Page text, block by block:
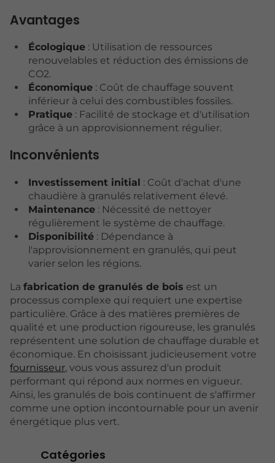
Catégories
Avantages
Écologique: Utilisation de ressources
renouvelables et réduction des émissions de
CO2.
Économique: Coût de chauffage souvent
inférieur à celui des combustibles fossiles.
Pratique: Facilité de stockage et d'utilisation
grâce à un approvisionnement régulier.
Inconvénients
Investissement initial : Coût d'achat d'une
chaudière à granulés relativement élevé.
Maintenance: Nécessité de nettoyer
régulièrement le système de chauffage.
Disponibilité: Dépendance à
l'approvisionnement en granulés, qui peut
varier selon les régions.
La fabrication de granulés de bois est un
processus complexe qui requiert une expertise
particulière. Grâce à des matières premières de
qualité et une production rigoureuse, les granulés
représentent une solution de chauffage durable et
économique. En choisissant judicieusement votre
fournisseur, vous vous assurez d'un produit
performant qui répond aux normes en vigueur.
Ainsi, les granulés de bois continuent de s'affirmer
comme une option incontournable pour un avenir
énergétique plus vert.